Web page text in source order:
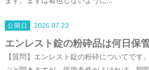
2026.07.23
エンレスト錠の粉砕品は何日保
【質問】エンレスト錠の粉砕についてです